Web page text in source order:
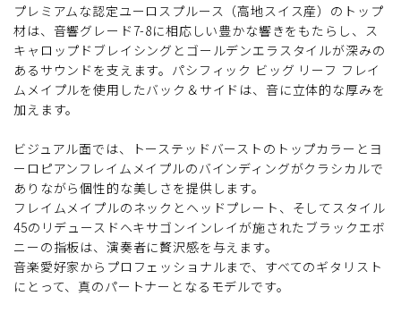
プレミアムな認定ユーロスプルース（高地スイス産）のトップ
材は、音響グレード7-8に相応しい豊かな響きをもたらし、ス
キャロップドブレイシングとゴールデンエラスタイルが深みの
あるサウンドを支えます。パシフィック ビッグ リーフ フレイ
ムメイプルを使用したバック＆サイドは、音に立体的な厚みを
加えます。
ビジュアル面では、トーステッドバーストのトップカラーとヨ
ーロピアンフレイムメイプルのバインディングがクラシカルで
ありながら個性的な美しさを提供します。
フレイムメイプルのネックとヘッドプレート、そしてスタイル
45のリデュースドヘキサゴンインレイが施されたブラックエボ
ニーの指板は、演奏者に贅沢感を与えます。
音楽愛好家からプロフェッショナルまで、すべてのギタリスト
にとって、真のパートナーとなるモデルです。